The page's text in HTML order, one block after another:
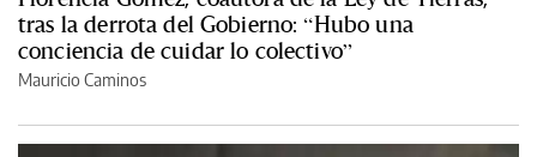
tras la derrota del Gobierno: “Hubo una
conciencia de cuidar lo colectivo”
Mauricio Caminos